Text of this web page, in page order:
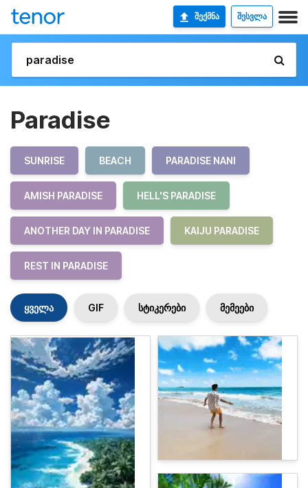
ᲨᲔᲥᲛᲜᲐ ᲨᲔᲡᲕᲚᲐ
Paradise
SUNRISE BEACH PARADISE NANI
AMISH PARADISE HELL'S PARADISE
ANOTHER DAY IN PARADISE KAIJU PARADISE
REST IN PARADISE
ყველა GIF სტიკერები მემეები